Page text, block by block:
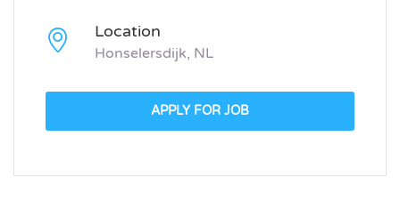
Location
Honselersdijk, NL
APPLY FOR JOB